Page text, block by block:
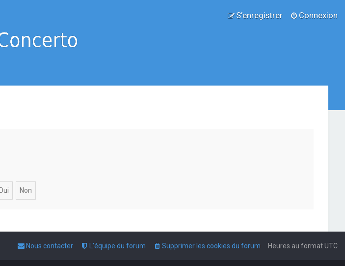
Connexion
S’enregistrer
Heures au formatUTC
Supprimer les cookies du forum
L’équipe du forum
Nous contacter